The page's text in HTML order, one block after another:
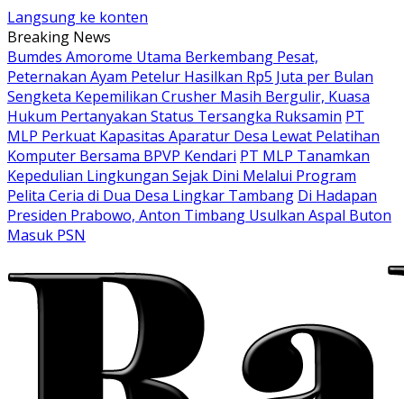
Langsung ke konten
Breaking News
Bumdes Amorome Utama Berkembang Pesat,
Peternakan Ayam Petelur Hasilkan Rp5 Juta per Bulan
Sengketa Kepemilikan Crusher Masih Bergulir, Kuasa
Hukum Pertanyakan Status Tersangka Ruksamin PT
MLP Perkuat Kapasitas Aparatur Desa Lewat Pelatihan
Komputer Bersama BPVP Kendari PT MLP Tanamkan
Kepedulian Lingkungan Sejak Dini Melalui Program
Pelita Ceria di Dua Desa Lingkar Tambang Di Hadapan
Presiden Prabowo, Anton Timbang Usulkan Aspal Buton
Masuk PSN